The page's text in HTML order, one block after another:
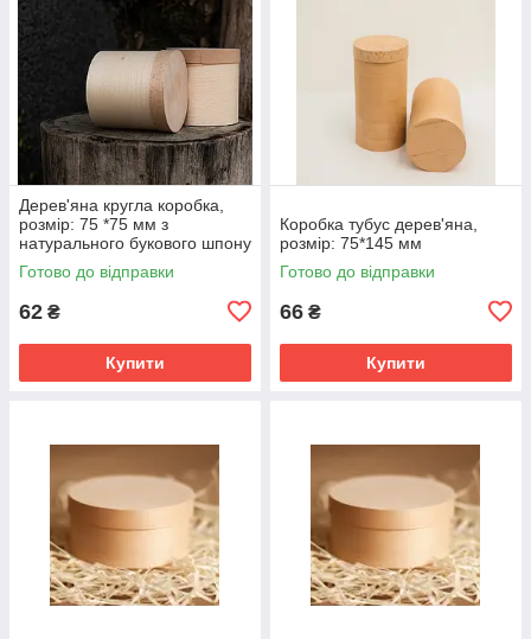
Дерев'яна кругла коробка,
розмір: 75 *75 мм з
натурального букового шпону
Готово до відправки
62 ₴
Купити
Коробка тубус дерев'яна,
розмір: 75*145 мм
Готово до відправки
66 ₴
Купити